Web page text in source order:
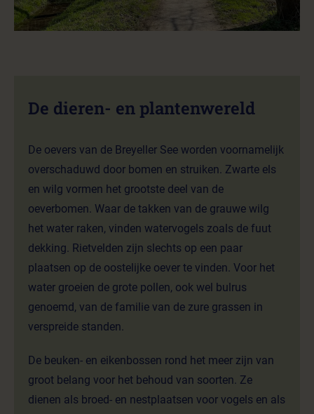
De dieren- en plantenwereld
De oevers van de Breyeller See worden voornamelijk
overschaduwd door bomen en struiken. Zwarte els
en wilg vormen het grootste deel van de
oeverbomen. Waar de takken van de grauwe wilg
het water raken, vinden watervogels zoals de fuut
dekking. Rietvelden zijn slechts op een paar
plaatsen op de oostelijke oever te vinden. Voor het
water groeien de grote pollen, ook wel bulrus
genoemd, van de familie van de zure grassen in
verspreide standen.
De beuken- en eikenbossen rond het meer zijn van
groot belang voor het behoud van soorten. Ze
dienen als broed- en nestplaatsen voor vogels en als